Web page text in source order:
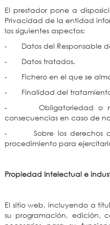
El prestador pone a
Privacidad de la entidad
los siguientes aspectos:
- Datos del Responsable
- Datos tratados.
- Fichero en el que se
- Finalidad del
- Obligatoriedad o no
consecuencias en caso de
- Sobre los derechos
procedimiento para
Propiedad Intelectual e
El sitio web, incluyendo a
su programación, edición,